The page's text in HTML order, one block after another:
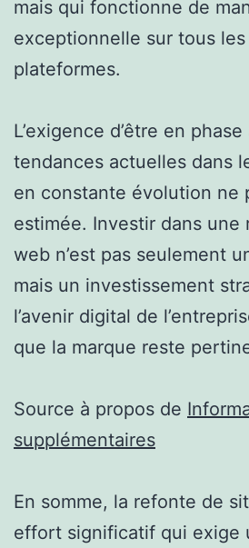
mais qui fonctionne de
exceptionnelle sur tous
plateformes.
L’exigence d’être en
tendances actuelles dans
en constante évolution ne
estimée. Investir dans une
web n’est pas seulement
mais un investissement
l’avenir digital de
que la marque reste
Source à propos de
supplémentaires
En somme, la refonte de
effort significatif qui exige